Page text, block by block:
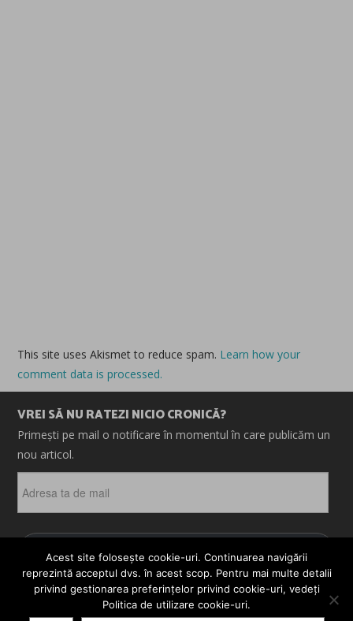
This site uses Akismet to reduce spam. Learn how your
comment data is processed.
VREI SĂ NU RATEZI NICIO CRONICĂ?
Primești pe mail o notificare în momentul în care publicăm un
nou articol.
ta
de
ABONEAZĂ-TE
© 2026 CRONICI. SATIRE. ȘARJE. TOATE DREPTURILE
Acest site folosește cookie-uri. Continuarea navigării
reprezintă acceptul dvs. în acest scop. Pentru mai multe detalii
privind gestionarea preferințelor privind cookie-uri, vedeți
Politica de utilizare cookie-uri.